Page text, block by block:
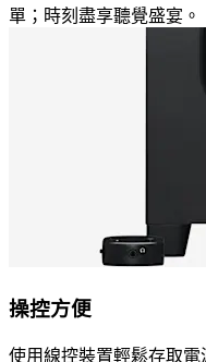
單；時刻盡享聽覺盛宴。
操控方便
使用線控裝置輕鬆存取電